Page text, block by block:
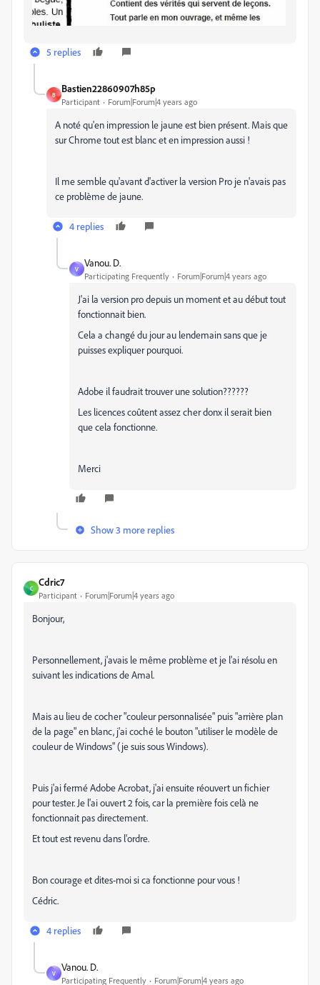
5 replies
B
Bastien22860907h85p
Participant Forum|Forum|4 years ago
A noté qu'en impression le jaune est bien présent. Mais que
sur Chrome tout est blanc et en impression aussi !
Il me semble qu'avant d'activer la version Pro je n'avais pas
ce problème de jaune.
4 replies
V
Vanou. D.
Participating Frequently Forum|Forum|4 years ago
J'ai la version pro depuis un moment et au début tout
fonctionnait bien.
Cela a changé du jour au lendemain sans que je
puisses expliquer pourquoi.
Adobe il faudrait trouver une solution??????
Les licences coûtent assez cher donx il serait bien
que cela fonctionne.
Merci
Show 3 more replies
C
Cdric7
Participant Forum|Forum|4 years ago
Bonjour,
Personnellement, j'avais le même problème et je l'ai résolu en
suivant les indications de Amal.
Mais au lieu de cocher "couleur personnalisée" puis "arrière plan
de la page" en blanc, j'ai coché le bouton "utiliser le modèle de
couleur de Windows" (je suis sous Windows).
Puis j'ai fermé Adobe Acrobat, j'ai ensuite réouvert un fichier
pour tester. Je l'ai ouvert 2 fois, car la première fois celà ne
fonctionnait pas directement.
Et tout est revenu dans l'ordre.
Bon courage et dites-moi si ca fonctionne pour vous !
Cédric.
4 replies
V
Vanou. D.
Participating Frequently Forum|Forum|4 years ago